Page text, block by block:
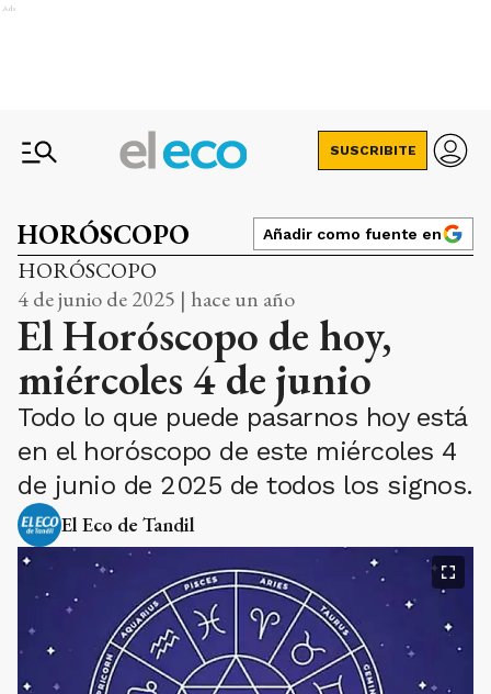
Ads
SUSCRIBITE
HORÓSCOPO Añadir como fuente en
HORÓSCOPO
4 de junio de 2025 | hace un año
El Horóscopo de hoy,
miércoles 4 de junio
Todo lo que puede pasarnos hoy está
en el horóscopo de este miércoles 4
de junio de 2025 de todos los signos.
El Eco de Tandil